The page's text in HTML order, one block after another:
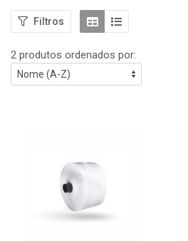
Filtros
2 produtos ordenados por: